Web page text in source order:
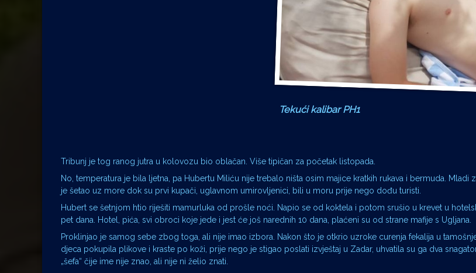
Tekući kalibar PH1
Tribunj je tog ranog jutra u kolovozu bio oblačan. Više tipičan za početak listopada.
No, temperatura je bila ljetna, pa Hubertu Miliću nije trebalo ništa osim majice kratkih rukava i bermuda. Mladi
je šetao uz more dok su prvi kupači, uglavnom umirovljenici, bili u moru prije nego dođu turisti.
Hubert se šetnjom htio riješiti mamurluka od prošle noći. Napio se od koktela i potom srušio u krevet u
pet dana. Hotel, pića, svi obroci koje jede i jest će još narednih 10 dana, plaćeni su od strane mafije s Ugljana.
Proklinjao je samog sebe zbog toga, ali nije imao izbora. Nakon što je otkrio uzroke curenja fekalija u
djeca pokupila plikove i kraste po koži, prije nego je stigao poslati izvještaj u Zadar, uhvatila su ga dva
„šefa“ čije ime nije znao, ali nije ni želio znati.